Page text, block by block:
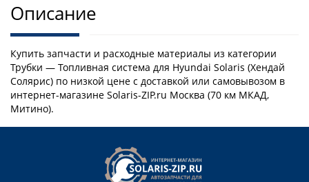
Описание
Купить запчасти и расходные материалы из категории
Трубки — Топливная система для Hyundai Solaris (Хендай
Солярис) по низкой цене с доставкой или самовывозом в
интернет-магазине Solaris-ZIP.ru Москва (70 км МКАД,
Митино).